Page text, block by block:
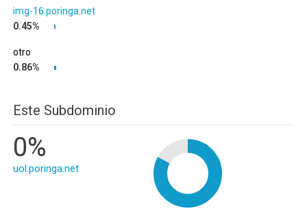
img-16.poringa.net
0.45%
otro
0.86%
Este Subdominio
0%
uol.poringa.net